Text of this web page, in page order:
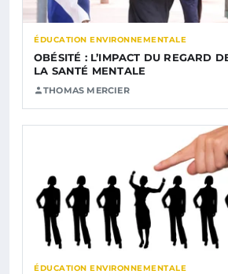
ÉDUCATION ENVIRONNEMENTALE
OBÉSITÉ : L’IMPACT DU REGARD
LA SANTÉ MENTALE
THOMAS MERCIER
ÉDUCATION ENVIRONNEMENTALE